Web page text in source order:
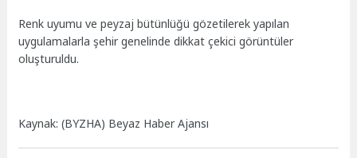
Renk uyumu ve peyzaj bütünlüğü gözetilerek yapılan
uygulamalarla şehir genelinde dikkat çekici görüntüler
oluşturuldu.
Kaynak: (BYZHA) Beyaz Haber Ajansı